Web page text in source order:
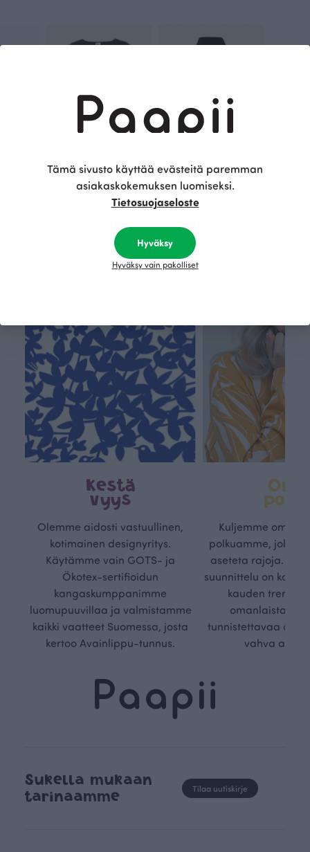
USVA paita, musta
85.00 EUR
SAAGA housut, musta
115.00 EUR
Tämä on Paapii
Kestä
vyys
Olemme aidosti vastuullinen,
kotimainen designyritys.
Käytämme vain GOTS- ja
Ökotex-sertifioidun
kangaskumppanimme
luomupuuvillaa ja valmistamme
kaikki vaatteet Suomessa, josta
kertoo Avainlippu-tunnus.
Oma
Kuljemme omaa,
polkuamme, jolla
aseteta rajoja.
suunnittelu on
kauden
omanlaista,
tunnistettavaa
vahva
Sukella mukaan
tarinaamme
Tilaa uutiskirje
Tämä sivusto käyttää evästeitä paremman
asiakaskokemuksen luomiseksi.
Tietosuojaseloste
Hyväksy
Hyväksy vain pakolliset